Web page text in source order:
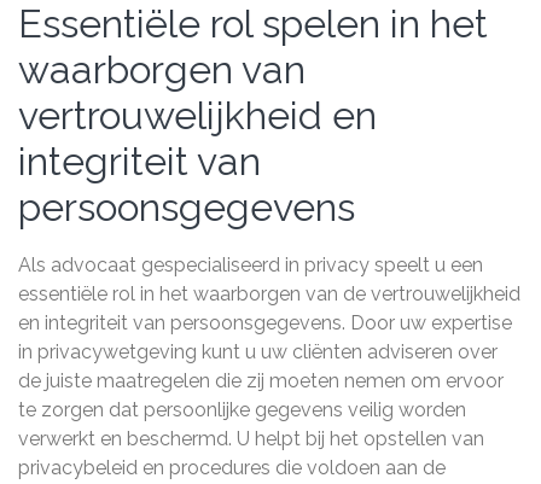
Essentiële rol spelen in het
waarborgen van
vertrouwelijkheid en
integriteit van
persoonsgegevens
Als advocaat gespecialiseerd in privacy speelt u een
essentiële rol in het waarborgen van de vertrouwelijkheid
en integriteit van persoonsgegevens. Door uw expertise
in privacywetgeving kunt u uw cliënten adviseren over
de juiste maatregelen die zij moeten nemen om ervoor
te zorgen dat persoonlijke gegevens veilig worden
verwerkt en beschermd. U helpt bij het opstellen van
privacybeleid en procedures die voldoen aan de